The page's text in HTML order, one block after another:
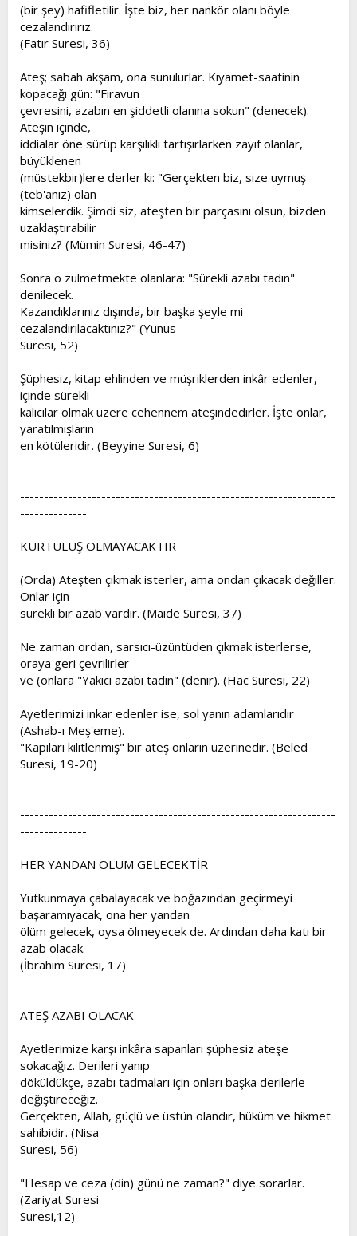
(bir şey) hafifletilir. İşte biz, her nankör olanı böyle
cezalandırırız.
(Fatır Suresi, 36)
Ateş; sabah akşam, ona sunulurlar. Kıyamet-saatinin
kopacağı gün: "Firavun
çevresini, azabın en şiddetli olanına sokun" (denecek).
Ateşin içinde,
iddialar öne sürüp karşılıklı tartışırlarken zayıf olanlar,
büyüklenen
(müstekbir)lere derler ki: "Gerçekten biz, size uymuş
(teb'anız) olan
kimselerdik. Şimdi siz, ateşten bir parçasını olsun, bizden
uzaklaştırabilir
misiniz? (Mümin Suresi, 46-47)
Sonra o zulmetmekte olanlara: "Sürekli azabı tadın"
denilecek.
Kazandıklarınız dışında, bir başka şeyle mi
cezalandırılacaktınız?" (Yunus
Suresi, 52)
Şüphesiz, kitap ehlinden ve müşriklerden inkâr edenler,
içinde sürekli
kalıcılar olmak üzere cehennem ateşindedirler. İşte onlar,
yaratılmışların
en kötüleridir. (Beyyine Suresi, 6)
------------------------------------------------------------------
--------------
KURTULUŞ OLMAYACAKTIR
(Orda) Ateşten çıkmak isterler, ama ondan çıkacak değiller.
Onlar için
sürekli bir azab vardır. (Maide Suresi, 37)
Ne zaman ordan, sarsıcı-üzüntüden çıkmak isterlerse,
oraya geri çevrilirler
ve (onlara "Yakıcı azabı tadın" (denir). (Hac Suresi, 22)
Ayetlerimizi inkar edenler ise, sol yanın adamlarıdır
(Ashab-ı Meş'eme).
"Kapıları kilitlenmiş" bir ateş onların üzerinedir. (Beled
Suresi, 19-20)
------------------------------------------------------------------
--------------
HER YANDAN ÖLÜM GELECEKTİR
Yutkunmaya çabalayacak ve boğazından geçirmeyi
başaramıyacak, ona her yandan
ölüm gelecek, oysa ölmeyecek de. Ardından daha katı bir
azab olacak.
(İbrahim Suresi, 17)
ATEŞ AZABI OLACAK
Ayetlerimize karşı inkâra sapanları şüphesiz ateşe
sokacağız. Derileri yanıp
döküldükçe, azabı tadmaları için onları başka derilerle
değiştireceğiz.
Gerçekten, Allah, güçlü ve üstün olandır, hüküm ve hikmet
sahibidir. (Nisa
Suresi, 56)
"Hesap ve ceza (din) günü ne zaman?" diye sorarlar.
(Zariyat Suresi
Suresi,12)